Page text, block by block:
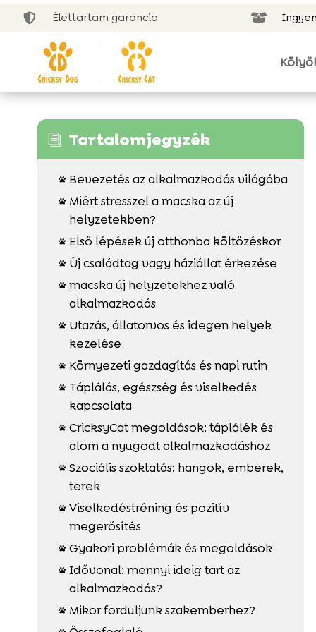
 Élettartam garancia 
i Tartalomjegyzék
 Bevezetés az alkalmazkodás világába

Miért stresszel a macska az új
helyzetekben?
 Első lépések új otthonba költözéskor
 Új családtag vagy háziállat érkezése
 macska új helyzetekhez való
alkalmazkodás

Utazás, állatorvos és idegen helyek
kezelése
 Környezeti gazdagítás és napi rutin

Táplálás, egészség és viselkedés
kapcsolata
 CricksyCat megoldások: táplálék és
alom a nyugodt alkalmazkodáshoz
 Szociális szoktatás: hangok, emberek,
terek
 Viselkedéstréning és pozitív
megerősítés
 Gyakori problémák és megoldások
 Idővonal: mennyi ideig tart az
alkalmazkodás?
 Mikor forduljunk szakemberhez?